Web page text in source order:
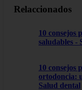
Relaccionados
10 consejos
saludables -
10 consejos
ortodoncia:
Salud dental